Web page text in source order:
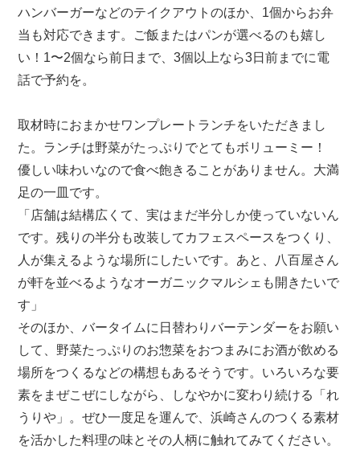
ハンバーガーなどのテイクアウトのほか、1個からお弁
当も対応できます。ご飯またはパンが選べるのも嬉し
い！1〜2個なら前日まで、3個以上なら3日前までに電
話で予約を。
取材時におまかせワンプレートランチをいただきまし
た。ランチは野菜がたっぷりでとてもボリューミー！
優しい味わいなので食べ飽きることがありません。大満
足の一皿です。
「店舗は結構広くて、実はまだ半分しか使っていないん
です。残りの半分も改装してカフェスペースをつくり、
人が集えるような場所にしたいです。あと、八百屋さん
が軒を並べるようなオーガニックマルシェも開きたいで
す」
そのほか、バータイムに日替わりバーテンダーをお願い
して、野菜たっぷりのお惣菜をおつまみにお酒が飲める
場所をつくるなどの構想もあるそうです。いろいろな要
素をまぜこぜにしながら、しなやかに変わり続ける「れ
うりや」。ぜひ一度足を運んで、浜崎さんのつくる素材
を活かした料理の味とその人柄に触れてみてください。